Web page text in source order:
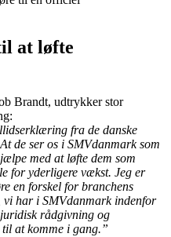
at løfte
Brandt, udtrykker stor
fra de danske
de ser os i SMVdanmark som
med at løfte dem som
for yderligere vækst. Jeg er
en forskel for branchens
vi har i SMVdanmark indenfor
juridisk rådgivning og
at komme i gang.”